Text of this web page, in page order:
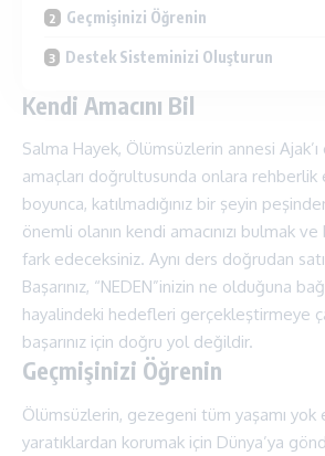
Geçmişinizi Öğrenin
Destek Sisteminizi Oluşturun
Kendi Amacını Bil
Salma Hayek, Ölümsüzlerin annesi Ajak’ı
amaçları doğrultusunda onlara
boyunca, katılmadığınız bir şeyin
önemli olanın kendi amacınızı bulmak
fark edeceksiniz. Aynı ders doğrudan
Başarınız, “NEDEN”inizin ne olduğuna
hayalindeki hedefleri gerçekleştirmeye
başarınız için doğru yol değildir.
Geçmişinizi Öğrenin
Ölümsüzlerin, gezegeni tüm yaşamı
yaratıklardan korumak için Dünya’ya